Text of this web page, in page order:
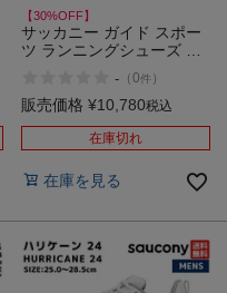
【30%OFF】
サッカニー ガイド スポー
ツ ランニングシューズ ラ
17 アウトレット セール
- （0件 ）
販売価格 ¥10,780税込
在庫切れ
在庫を見る